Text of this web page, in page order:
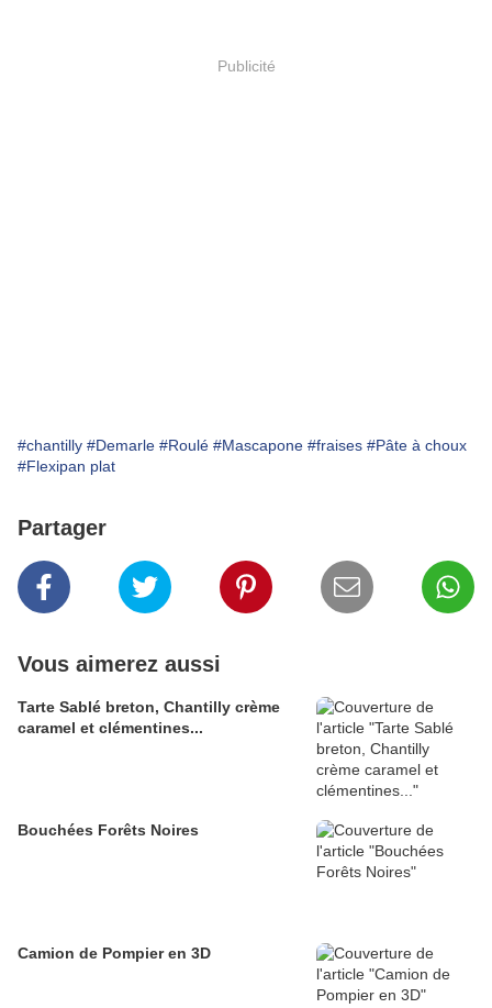
Publicité
#chantilly #Demarle #Roulé #Mascapone #fraises #Pâte à choux
#Flexipan plat
Partager
Vous aimerez aussi
Tarte Sablé breton, Chantilly crème
caramel et clémentines...
Bouchées Forêts Noires
Camion de Pompier en 3D